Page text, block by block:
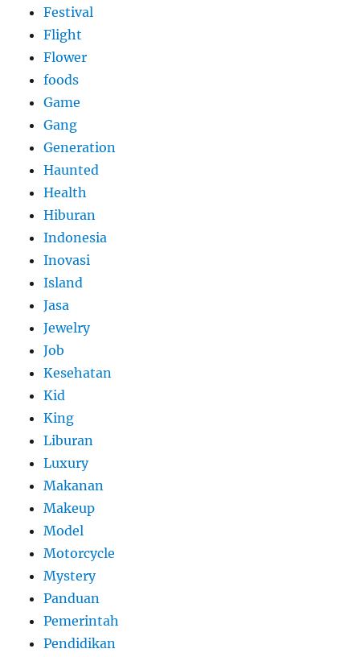
Festival
Flight
Flower
foods
Game
Gang
Generation
Haunted
Health
Hiburan
Indonesia
Inovasi
Island
Jasa
Jewelry
Job
Kesehatan
Kid
King
Liburan
Luxury
Makanan
Makeup
Model
Motorcycle
Mystery
Panduan
Pemerintah
Pendidikan